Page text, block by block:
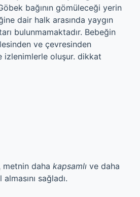
bağının gömüleceği yerin
dair halk arasında yaygın
bulunmamaktadır. Bebeğin
ve çevresinden
izlenimlerle oluşur. dikkat
metnin daha kapsamlı ve daha
sağladı.